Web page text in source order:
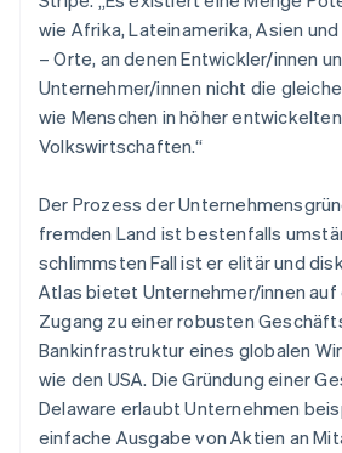
wie Afrika, Lateinamerika, Asien
– Orte, an denen Entwickler/innen
Unternehmer/innen nicht die
wie Menschen in höher entwickelten
Volkswirtschaften.“
Der Prozess der
fremden Land ist bestenfalls
schlimmsten Fall ist er elitär und
Atlas bietet Unternehmer/innen auf
Zugang zu einer robusten
Bankinfrastruktur eines globalen
wie den USA. Die Gründung einer
Delaware erlaubt Unternehmen
einfache Ausgabe von Aktien an